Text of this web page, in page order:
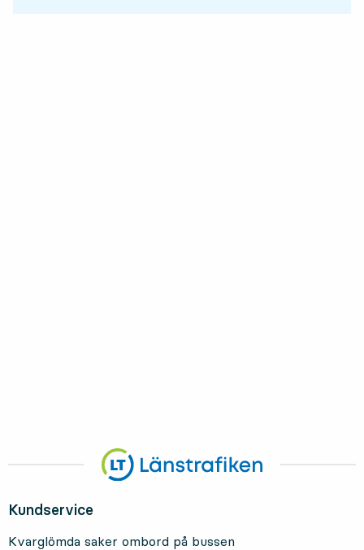
Kundservice
Kvarglömda saker ombord på bussen